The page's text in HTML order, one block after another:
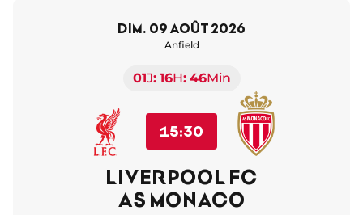
dim. 09 août 2026
Anfield
01J 16H 46Min
15:30
LIVERPOOL FC
AS MONACO